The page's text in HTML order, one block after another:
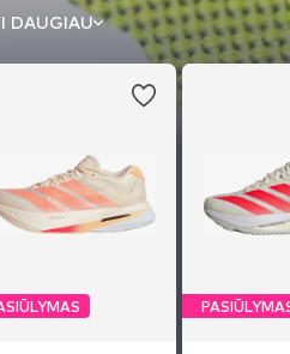
ENERGY RODS 2.0 – ENERGIJAI
PRALAIDAUS TINKLELIO SUTEIKIA
– IDEALI TRENIRUOČIŲ AVALYNĖ.
DAUGIAU